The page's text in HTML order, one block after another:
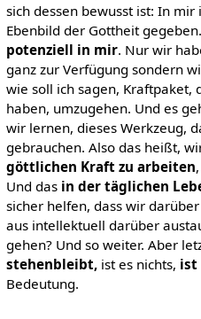
sich dessen bewusst ist: In
Ebenbild der Gottheit
potenziell in mir. Nur wir
ganz zur Verfügung sondern
wie soll ich sagen, Kraftpaket,
haben, umzugehen. Und es
wir lernen, dieses Werkzeug,
gebrauchen. Also das heißt,
göttlichen Kraft zu arbeiten
Und das in der täglichen
sicher helfen, dass wir
aus intellektuell darüber
gehen? Und so weiter. Aber
stehenbleibt,ist es nichts, ist
Bedeutung.